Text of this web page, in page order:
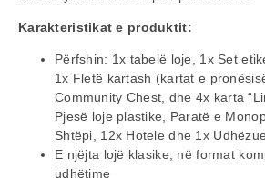
Karakteristikat e produktit:
Përfshin: 1x tabelë loje, 1x Set
1x Fletë kartash (kartat e
Community Chest, dhe 4x karta
Pjesë loje plastike, Paratë e
Shtëpi, 12x Hotele dhe 1x
E njëjta lojë klasike, në format
udhëtime